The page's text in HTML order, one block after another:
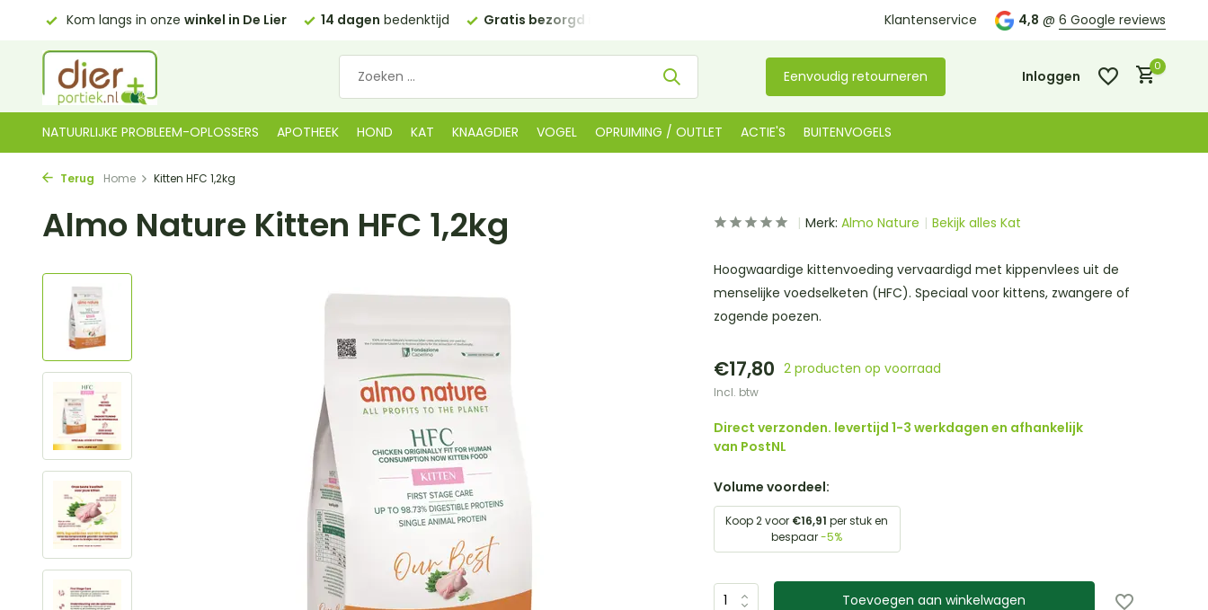
Kom langs in onze winkel in De Lier 14 dagen bedenktijd Gratis bezorgd in NL Kom langs in onzewinkel in De Lier
Klantenservice 4,8 @ 6 Google reviews
Eenvoudig retourneren Inloggen
0
NATUURLIJKE PROBLEEM-OPLOSSERS APOTHEEK HOND KAT KNAAGDIER VOGEL OPRUIMING / OUTLET ACTIE'S BUITENVOGELS
Terug Home Kitten HFC 1,2kg
Almo Nature Kitten HFC 1,2kg Merk: Almo Nature Bekijk alles Kat
Hoogwaardige kittenvoeding vervaardigd met kippenvlees uit de
menselijke voedselketen (HFC). Speciaal voor kittens, zwangere of
zogende poezen.
€17,80 2 producten op voorraad
Incl. btw
Direct verzonden. levertijd 1-3 werkdagen en afhankelijk
van PostNL
Volume voordeel:
Koop 2 voor €16,91 per stuk en
bespaar-5%
Toevoegen aan winkelwagen